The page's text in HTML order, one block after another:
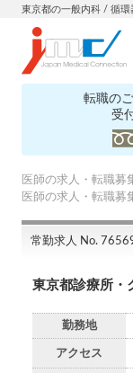
東京都の一般内科 / 循
転職の
受
医師の求人・転職募
医師の求人・転職募
常勤求人 No.
東京都診療所・
勤務地
アクセス